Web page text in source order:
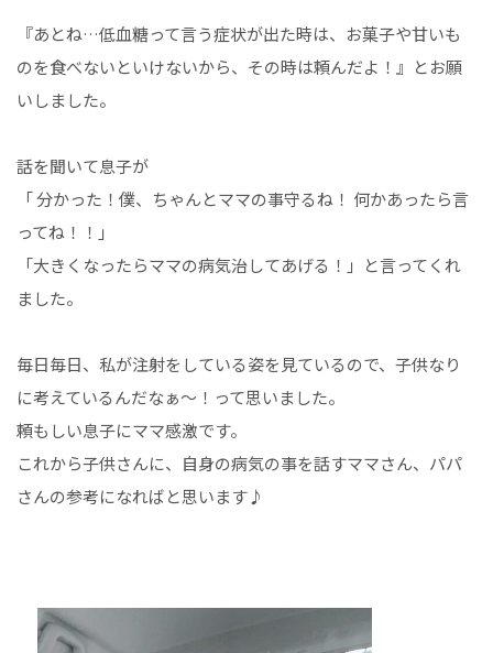
『あとね…低血糖って言う症状が出た時は、お菓子や甘いも
のを食べないといけないから、その時は頼んだよ！』とお願
いしました。
話を聞いて息子が
「 分かった！僕、ちゃんとママの事守るね！ 何かあったら言
ってね！！」
「大きくなったらママの病気治してあげる！」と言ってくれ
ました。
毎日毎日、私が注射をしている姿を見ているので、子供なり
に考えているんだなぁ～！って思いました。
頼もしい息子にママ感激です。
これから子供さんに、自身の病気の事を話すママさん、パパ
さんの参考になればと思います♪